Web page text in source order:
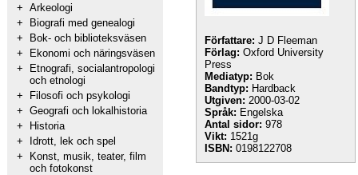
+ Arkeologi
+
Biografi med genealogi
+
Bok- och biblioteksväsen
+
Ekonomi och näringsväsen
+
Etnografi, socialantropologi
och etnologi
+
Filosofi och psykologi
+ Geografi och lokalhistoria
+
Historia
+
Idrott, lek och spel
+
Konst, musik, teater, film
och fotokonst
Författare: J D Fleeman
Förlag: Oxford University
Press
Mediatyp: Bok
Bandtyp: Hardback
Utgiven: 2000-03-02
Språk: Engelska
Antal sidor: 978
Vikt: 1521g
ISBN: 0198122708